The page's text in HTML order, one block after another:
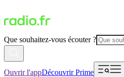
Que souhaitez-vous écouter ?
Ouvrir l'appDécouvrir Prime